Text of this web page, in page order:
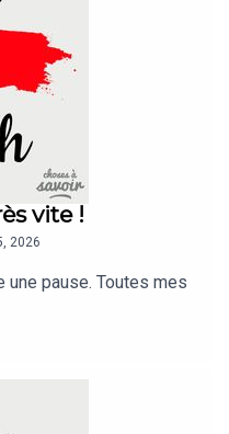
vite !
2026
pause. Toutes mes